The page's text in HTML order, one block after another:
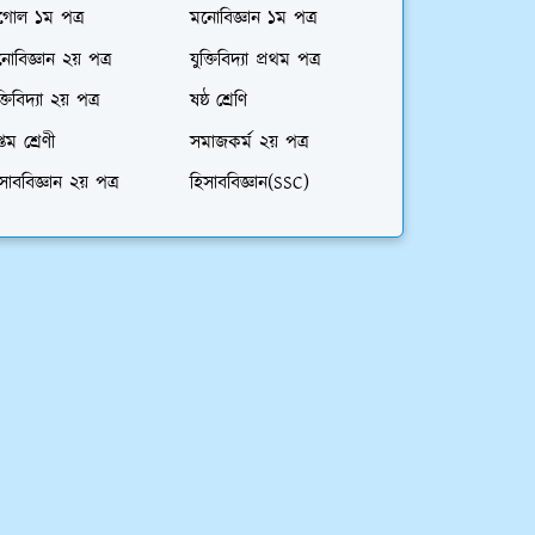
১ম পত্র
মনোবিজ্ঞান ১ম পত্র
২য় পত্র
যুক্তিবিদ্যা প্রথম পত্র
২য় পত্র
ষষ্ঠ শ্রেণি
শ্রেণী
সমাজকর্ম ২য় পত্র
২য় পত্র
হিসাববিজ্ঞান(SSC)